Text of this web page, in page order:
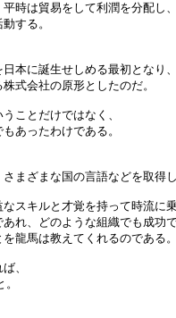
時は貿易をして利潤を分配し
する。
本に誕生せしめる最初となり
式会社の原形としたのだ。
ことだけではなく、
あったわけである。
まざまな国の言語などを取得
スキルと才覚を持って時流に
れ、どのような組織でも成功
龍馬は教えてくれるのである
、